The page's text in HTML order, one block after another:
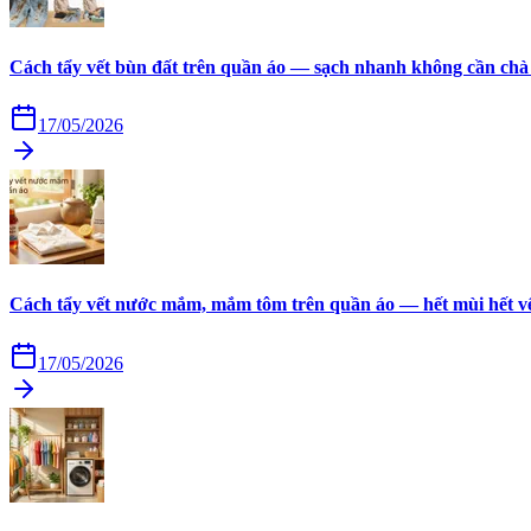
Cách tẩy vết bùn đất trên quần áo — sạch nhanh không cần
17/05/2026
Cách tẩy vết nước mắm, mắm tôm trên quần áo — hết mùi hết
17/05/2026